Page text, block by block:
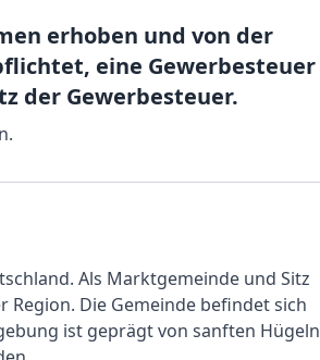
erhoben und von der
eine Gewerbesteuer
der Gewerbesteuer.
Als Marktgemeinde und Sitz
Die Gemeinde befindet sich
ist geprägt von sanften Hügeln